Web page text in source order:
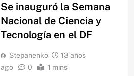
Se inauguró la Semana
Nacional de Ciencia y
Tecnología en el DF
Stepanenko
13 años
ago
0 1 mins